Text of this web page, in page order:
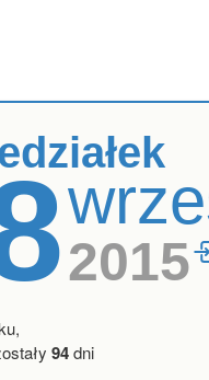
2015
94dni